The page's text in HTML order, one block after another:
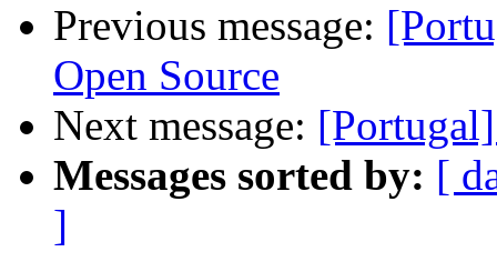
Previous message:
Open Source
Next message:
Messages sorted by: [
]